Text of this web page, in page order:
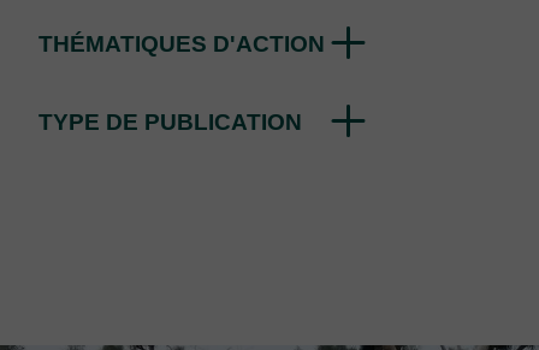
THÉMATIQUES D'ACTION
TYPE DE PUBLICATION